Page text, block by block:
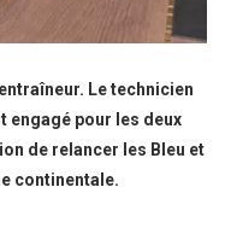
Le technicien
engagé pour les deux
de relancer les Bleu et
continentale.